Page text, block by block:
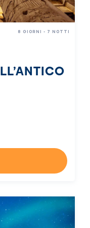
8 GIORNI - 7 NOTTI